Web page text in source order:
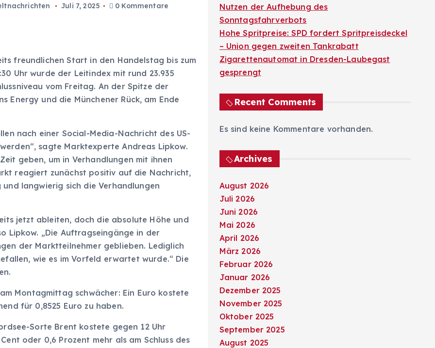
Juli 7, 2025 0 Kommentare
freundlichen Start in den Handelstag bis zum
Uhr wurde der Leitindex mit rund 23.935
vom Freitag. An der Spitze der
Energy und die Münchener Rück, am Ende
nach einer Social-Media-Nachricht des US-
sagte Marktexperte Andreas Lipkow.
geben, um in Verhandlungen mit ihnen
reagiert zunächst positiv auf die Nachricht,
langwierig sich die Verhandlungen
jetzt ableiten, doch die absolute Höhe und
Lipkow. „Die Auftragseingänge in der
der Marktteilnehmer geblieben. Lediglich
wie es im Vorfeld erwartet wurde.“ Die
Montagmittag schwächer: Ein Euro kostete
für 0,8525 Euro zu haben.
Sorte Brent kostete gegen 12 Uhr
oder 0,6 Prozent mehr als am Schluss des
Nutzen der Aufhebung des
Sonntagsfahrverbots
Hohe Spritpreise: SPD fordert Spritpreisdeckel
– Union gegen zweiten Tankrabatt
Zigarettenautomat in Dresden-Laubegast
gesprengt
Recent Comments
Es sind keine Kommentare vorhanden.
Archives
August 2026
Juli 2026
Juni 2026
Mai 2026
April 2026
März 2026
Februar 2026
Januar 2026
Dezember 2025
November 2025
Oktober 2025
September 2025
August 2025